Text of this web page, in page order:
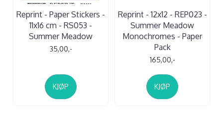
Reprint - Paper Stickers -
11x16 cm - RS053 -
Summer Meadow
35,00,-
KJØP
Reprint - 12x12 - REP023 -
Summer Meadow
Monochromes - Paper
Pack
165,00,-
KJØP